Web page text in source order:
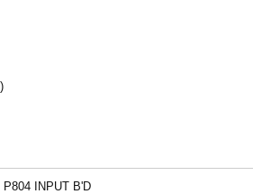
INPUT B'D